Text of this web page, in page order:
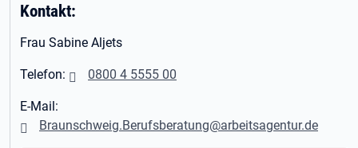
Kontakt:
Frau Sabine Aljets
Telefon: 0800 4 5555 00
E-Mail:
Braunschweig.Berufsberatung@arbeitsagentur.de